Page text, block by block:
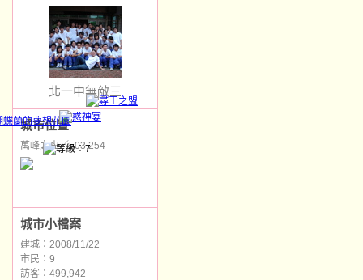
北一中無敵三
城市位置
萬峰之山／503,254
城市小檔案
建城：2008/11/22
市民：9
訪客：499,942